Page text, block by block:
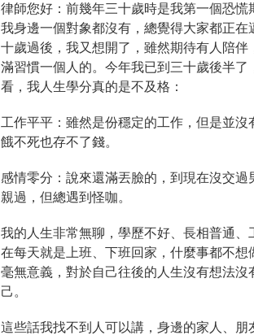
律師您好：前幾年三十歲時是我第一個恐
我身邊一個對象都沒有，總覺得大家都正
十歲過後，我又想開了，雖然期待有人陪
滿習慣一個人的。今年我已到三十歲後半
看，我人生學分真的是不及格：
工作平平： 雖然是份穩定的工作，但是並
餓不死也存不了錢。
感情零分： 說來還滿丟臉的，到現在沒交
親過，但總遇到怪咖。
我的人生非常無聊，學歷不好、長相普通
在每天就是上班、下班回家，什麼事都不
毫無意義，對於自己往後的人生沒有想法
己。
這些話我找不到人可以講，身邊的家人、